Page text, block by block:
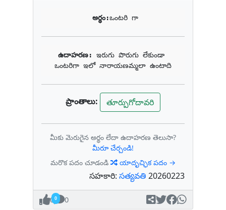
అర్థం:ఒంటరి గా
ఉదాహరణ: ఇరుగు పొరుగు లేకుండా
ఒంటరిగా ఇలో నారాయణమ్మలా ఉంటాది
ప్రాంతాలు: తూర్పుగోదావరి
మీకు మెరుగైన అర్థం లేదా ఉదాహరణ తెలుసా?
మీరూ చేర్చండి!
మరొక పదం చూడండి
యాదృచ్ఛిక పదం →
సహకారి: సత్యవతి 20260223
0 0